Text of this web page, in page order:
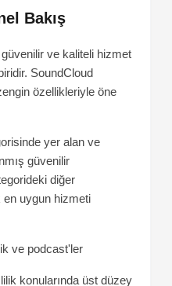
Bakış
güvenilir ve kaliteli hizmet
SoundCloud
özellikleriyle öne
yer alan ve
güvenilir
diğer
en uygun hizmeti
ve podcast'ler
konularında üst düzey